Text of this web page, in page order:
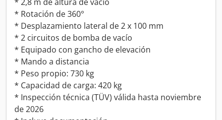
* Rotación de 360°
* Desplazamiento lateral de 2 x 100 mm
* 2 circuitos de bomba de vacío
* Equipado con gancho de elevación
* Mando a distancia
* Peso propio: 730 kg
* Capacidad de carga: 420 kg
* Inspección técnica (TÜV) válida hasta noviembre
de 2026